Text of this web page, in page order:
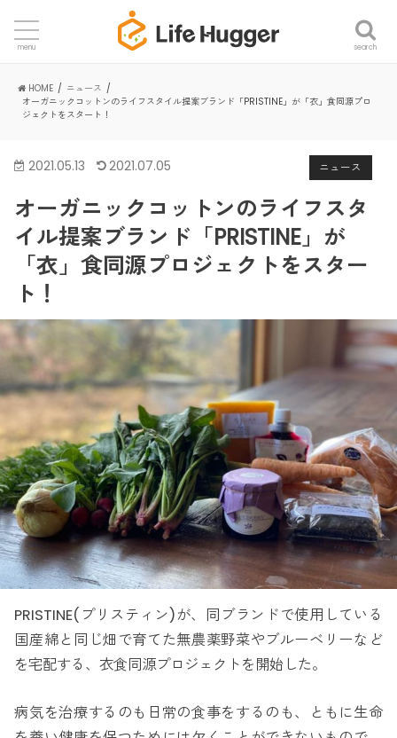
search
menu
HOME
ニュース
オーガニックコットンのライフスタイル提案ブランド「PRISTINE」が「衣」食同源プロ
ジェクトをスタート！
ニュース
2021.05.13 2021.07.05
オーガニックコットンのライフスタ
イル提案ブランド「PRISTINE」が
「衣」食同源プロジェクトをスター
ト！
PRISTINE(プリスティン)が、同ブランドで使用している
国産綿と同じ畑で育てた無農薬野菜やブルーベリーなど
を宅配する、衣食同源プロジェクトを開始した。
病気を治療するのも日常の食事をするのも、ともに生命